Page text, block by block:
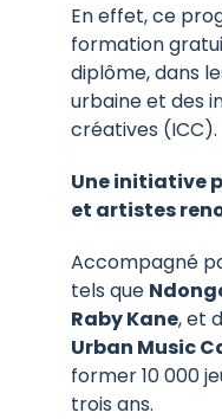
En effet, ce
formation
diplôme, dans
urbaine et des
créatives (ICC).
Une initiative
et artistes
Accompagné
tels que
Raby Kane, et
Urban Music
former 10 000
trois ans.